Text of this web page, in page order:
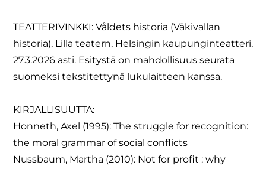
TEATTERIVINKKI: Våldets historia (Väkivallan
historia), Lilla teatern, Helsingin kaupunginteatteri,
27.3.2026 asti. Esitystä on mahdollisuus seurata
suomeksi tekstitettynä lukulaitteen kanssa.
KIRJALLISUUTTA:
Honneth, Axel (1995): The struggle for recognition:
the moral grammar of social conflicts
Nussbaum, Martha (2010): Not for profit : why